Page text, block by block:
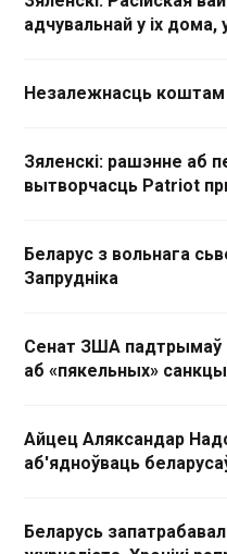
адчувальнай у іх дома,
Незалежнасць коштам
Зяленскі: рашэнне аб
вытворчасць Patriot
Беларус з вольнага
Запрудніка
Сенат ЗША падтрымаў
аб «пякельных»
Айцец Аляксандар
аб'ядноўваць
Беларусь